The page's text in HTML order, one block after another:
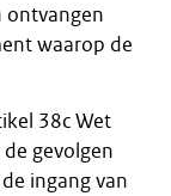
ontvangen
waarop de
38c Wet
gevolgen
ingang van